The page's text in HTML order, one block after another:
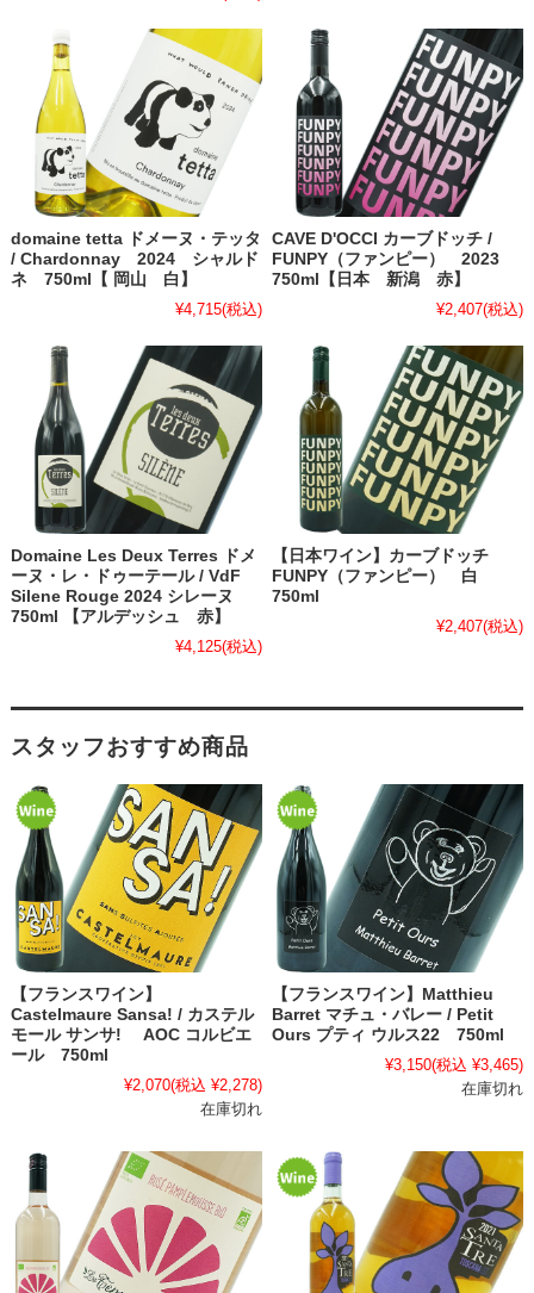
domaine tetta ドメーヌ・テッタ
/ Chardonnay 2024 シャルド
ネ 750ml【 岡山 白】
¥4,715(税込)
CAVE D'OCCI カーブドッチ /
FUNPY（ファンピー） 2023
750ml【日本 新潟 赤】
¥2,407(税込)
Domaine Les Deux Terres ドメ
ーヌ・レ・ドゥーテール / VdF
Silene Rouge 2024 シレーヌ
750ml 【アルデッシュ 赤】
¥4,125(税込)
【日本ワイン】カーブドッチ
FUNPY（ファンピー） 白
750ml
¥2,407(税込)
スタッフおすすめ商品
【フランスワイン】
Castelmaure Sansa! / カステル
モール サンサ! AOC コルビエ
ール 750ml
¥2,070(税込 ¥2,278)
在庫切れ
【フランスワイン】Matthieu
Barret マチュ・バレー / Petit
Ours プティ ウルス22 750ml
¥3,150(税込 ¥3,465)
在庫切れ